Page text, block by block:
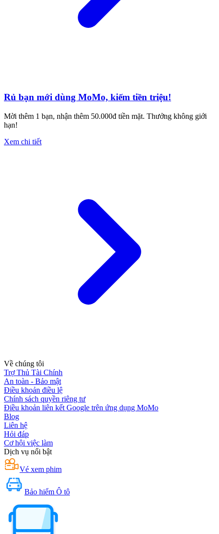
Rủ bạn mới dùng MoMo, kiếm tiền triệu!
Mời thêm 1 bạn, nhận thêm 50.000đ tiền mặt. Thưởng không giới
hạn!
Xem chi tiết
Về chúng tôi
Trợ Thủ Tài Chính
An toàn - Bảo mật
Điều khoản điều lệ
Chính sách quyền riêng tư
Điều khoản liên kết Google trên ứng dụng MoMo
Blog
Liên hệ
Hỏi đáp
Cơ hội việc làm
Dịch vụ nổi bật
Vé xem phim
Bảo hiểm Ô tô